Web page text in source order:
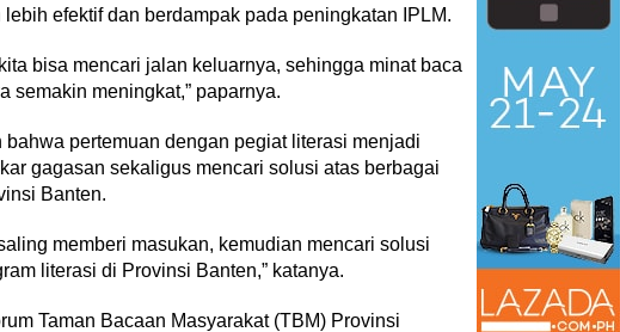
efektif dan berdampak pada peningkatan IPLM.
bisa mencari jalan keluarnya, sehingga minat baca
semakin meningkat,” paparnya.
pertemuan dengan pegiat literasi menjadi
gagasan sekaligus mencari solusi atas berbagai
Banten.
memberi masukan, kemudian mencari solusi
literasi di Provinsi Banten,” katanya.
Taman Bacaan Masyarakat (TBM) Provinsi